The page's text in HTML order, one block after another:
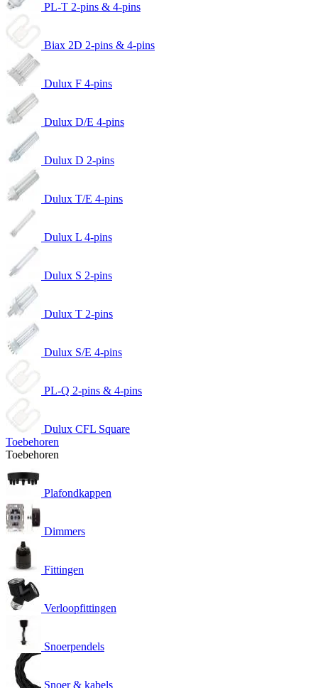
PL-T 2-pins & 4-pins
Biax 2D 2-pins & 4-pins
Dulux F 4-pins
Dulux D/E 4-pins
Dulux D 2-pins
Dulux T/E 4-pins
Dulux L 4-pins
Dulux S 2-pins
Dulux T 2-pins
Dulux S/E 4-pins
PL-Q 2-pins & 4-pins
Dulux CFL Square
Toebehoren
Toebehoren
Plafondkappen
Dimmers
Fittingen
Verloopfittingen
Snoerpendels
Snoer & kabels